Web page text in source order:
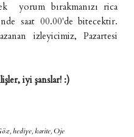
yorum bırakmanızı rica
saat 00.00'de bitecektir.
izleyicimiz, Pazartesi
iyi şanslar! :)
,hediye,karite,Oje